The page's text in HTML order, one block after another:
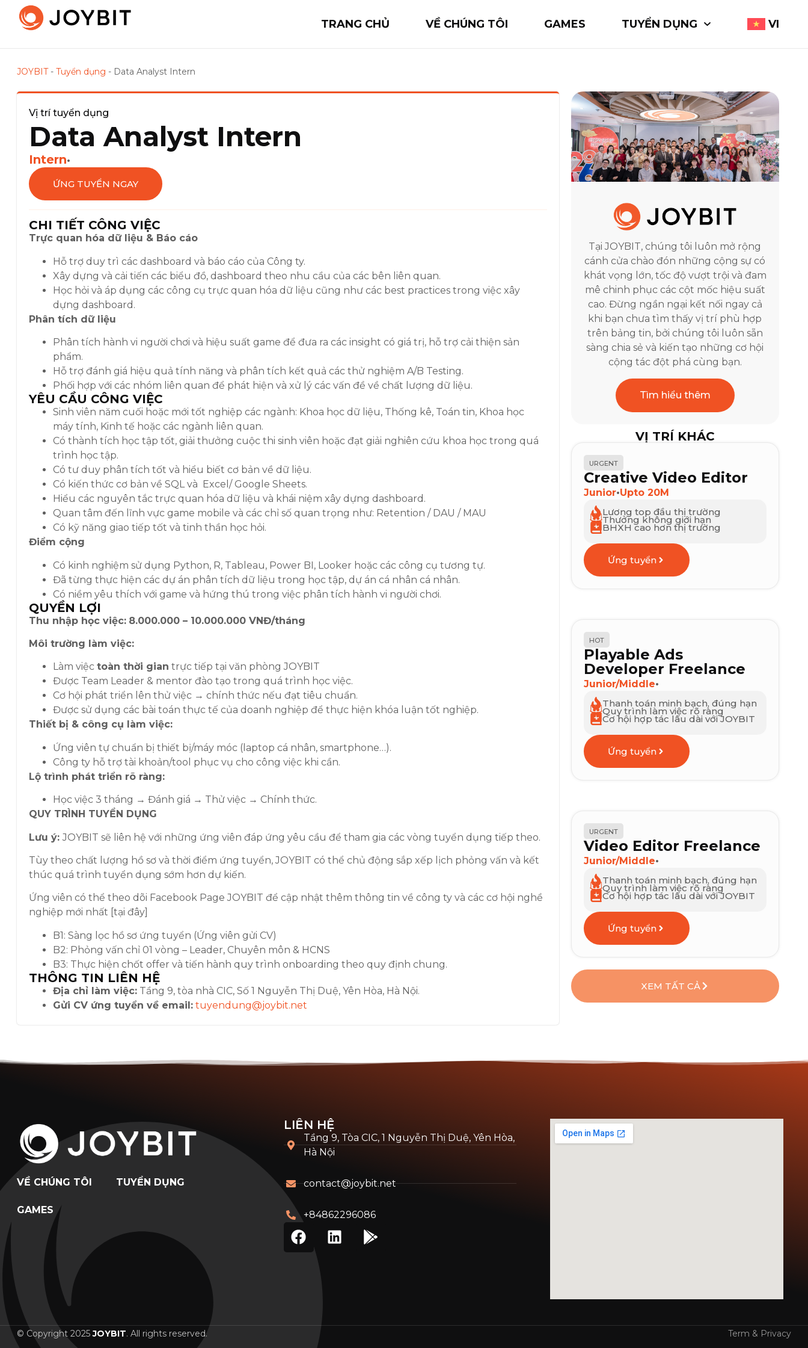
TRANG CHỦ VỀ CHÚNG TÔI GAMES TUYỂN DỤNG VI
JOYBIT- Tuyển dụng - Data Analyst Intern
Vị trí tuyển dụng
Data Analyst Intern
Intern•
ỨNG TUYỂN NGAY
CHI TIẾT CÔNG VIỆC
Trực quan hóa dữ liệu & Báo cáo
Hỗ trợ duy trì các dashboard và báo cáo của Công ty.
Xây dựng và cải tiến các biểu đồ, dashboard theo nhu cầu của các bên liên quan.
Học hỏi và áp dụng các công cụ trực quan hóa dữ liệu cũng như các best practices trong việc xây
dựng dashboard.
Phân tích dữ liệu
Phân tích hành vi người chơi và hiệu suất game để đưa ra các insight có giá trị, hỗ trợ cải thiện sản
phẩm.
Hỗ trợ đánh giá hiệu quả tính năng và phân tích kết quả các thử nghiệm A/B Testing.
Phối hợp với các nhóm liên quan để phát hiện và xử lý các vấn đề về chất lượng dữ liệu.
YÊU CẦU CÔNG VIỆC
Sinh viên năm cuối hoặc mới tốt nghiệp các ngành: Khoa học dữ liệu, Thống kê, Toán tin, Khoa học
máy tính, Kinh tế hoặc các ngành liên quan.
Có thành tích học tập tốt, giải thưởng cuộc thi sinh viên hoặc đạt giải nghiên cứu khoa học trong quá
trình học tập.
Có tư duy phân tích tốt và hiểu biết cơ bản về dữ liệu.
Có kiến thức cơ bản về SQL và Excel/ Google Sheets.
Hiểu các nguyên tắc trực quan hóa dữ liệu và khái niệm xây dựng dashboard.
Quan tâm đến lĩnh vực game mobile và các chỉ số quan trọng như: Retention / DAU / MAU
Có kỹ năng giao tiếp tốt và tinh thần học hỏi.
Điểm cộng
Có kinh nghiệm sử dụng Python, R, Tableau, Power BI, Looker hoặc các công cụ tương tự.
Đã từng thực hiện các dự án phân tích dữ liệu trong học tập, dự án cá nhân cá nhân.
Có niềm yêu thích với game và hứng thú trong việc phân tích hành vi người chơi.
QUYỀN LỢI
Thu nhập học việc: 8.000.000 – 10.000.000 VNĐ/tháng
Môi trường làm việc:
Làm việc toàn thời gian trực tiếp tại văn phòng JOYBIT
Được Team Leader & mentor đào tạo trong quá trình học việc.
Cơ hội phát triển lên thử việc → chính thức nếu đạt tiêu chuẩn.
Được sử dụng các bài toán thực tế của doanh nghiệp để thực hiện khóa luận tốt nghiệp.
Thiết bị & công cụ làm việc:
Ứng viên tự chuẩn bị thiết bị/máy móc (laptop cá nhân, smartphone…).
Công ty hỗ trợ tài khoản/tool phục vụ cho công việc khi cần.
Lộ trình phát triển rõ ràng:
Học việc 3 tháng → Đánh giá → Thử việc → Chính thức.
QUY TRÌNH TUYỂN DỤNG
Lưu ý:JOYBIT sẽ liên hệ với những ứng viên đáp ứng yêu cầu để tham gia các vòng tuyển dụng tiếp theo.
Tùy theo chất lượng hồ sơ và thời điểm ứng tuyển, JOYBIT có thể chủ động sắp xếp lịch phỏng vấn và kết
thúc quá trình tuyển dụng sớm hơn dự kiến.
Ứng viên có thể theo dõi Facebook Page JOYBIT để cập nhật thêm thông tin về công ty và các cơ hội nghề
nghiệp mới nhất [tại đây]
B1: Sàng lọc hồ sơ ứng tuyển (Ứng viên gửi CV)
B2: Phỏng vấn chỉ 01 vòng – Leader, Chuyên môn & HCNS
B3: Thực hiện chốt offer và tiến hành quy trình onboarding theo quy định chung.
THÔNG TIN LIÊN HỆ
Địa chỉ làm việc: Tầng 9, tòa nhà CIC, Số 1 Nguyễn Thị Duệ, Yên Hòa, Hà Nội.
Gửi CV ứng tuyển về email: tuyendung@joybit.net
Tại JOYBIT, chúng tôi luôn mở rộng
cánh cửa chào đón những cộng sự có
khát vọng lớn, tốc độ vượt trội và đam
mê chinh phục các cột mốc hiệu suất
cao. Đừng ngần ngại kết nối ngay cả
khi bạn chưa tìm thấy vị trí phù hợp
trên bảng tin, bởi chúng tôi luôn sẵn
sàng chia sẻ và kiến tạo những cơ hội
cộng tác đột phá cùng bạn.
Tìm hiểu thêm
VỊ TRÍ KHÁC
URGENT
Creative Video Editor
Junior•Upto 20M
Lương top đầu thị trường
Thưởng không giới hạn
BHXH cao hơn thị trường
Ứng tuyển
HOT
Playable Ads
Developer Freelance
Junior/Middle•
Thanh toán minh bạch, đúng hạn
Quy trình làm việc rõ ràng
Cơ hội hợp tác lâu dài với JOYBIT
Ứng tuyển
URGENT
Video Editor Freelance
Junior/Middle•
Thanh toán minh bạch, đúng hạn
Quy trình làm việc rõ ràng
Cơ hội hợp tác lâu dài với JOYBIT
Ứng tuyển
XEM TẤT CẢ
VỀ CHÚNG TÔI TUYỂN DỤNG
GAMES
LIÊN HỆ
Tầng 9, Tòa CIC, 1 Nguyễn Thị Duệ, Yên Hòa,
Hà Nội
contact@joybit.net
+84862296086
© Copyright 2025JOYBIT. All rights reserved. Term & Privacy